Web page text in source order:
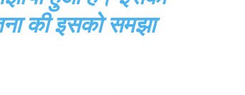
की इसको समझा